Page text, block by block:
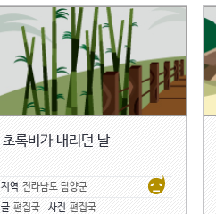
초록비가 내리던 날
지역 전라남도 담양군
글 편집국 사진 편집국